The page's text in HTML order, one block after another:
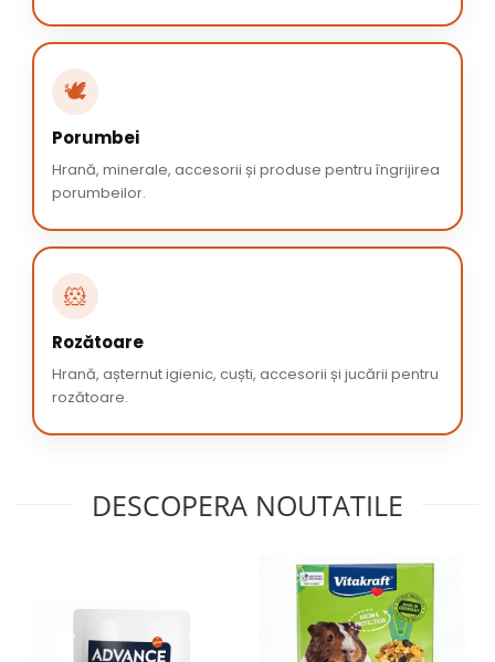
🕊️
Porumbei
Hrană, minerale, accesorii și produse pentru îngrijirea
porumbeilor.
🐹
Rozătoare
Hrană, așternut igienic, cuști, accesorii și jucării pentru
rozătoare.
DESCOPERA NOUTATILE